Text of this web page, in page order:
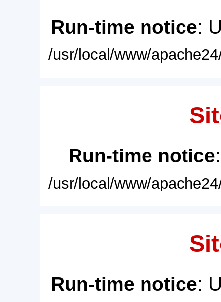
Run-time notice:
/usr/local/www/
Run-time notice
/usr/local/www/
Run-time notice: